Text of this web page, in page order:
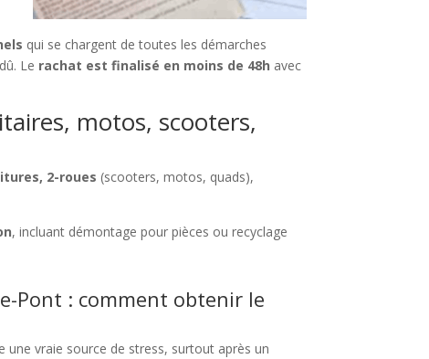
qui se chargent de toutes les démarches
Le rachat est finalisé en moins de 48h avec
motos, scooters,
2-roues (scooters, motos, quads),
, incluant démontage pour pièces ou recyclage
Pont : comment obtenir le
une vraie source de stress, surtout après un